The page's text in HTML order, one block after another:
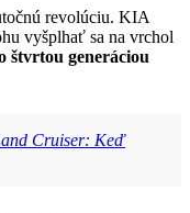
revolúciu. KIA
vyšplhať sa na vrchol
štvrtou generáciou
Cruiser: Keď